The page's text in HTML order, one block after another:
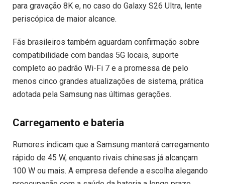
para gravação 8K e, no caso do Galaxy S26 Ultra, lente
periscópica de maior alcance.
Fãs brasileiros também aguardam confirmação sobre
compatibilidade com bandas 5G locais, suporte
completo ao padrão Wi-Fi 7 e a promessa de pelo
menos cinco grandes atualizações de sistema, prática
adotada pela Samsung nas últimas gerações.
Carregamento e bateria
Rumores indicam que a Samsung manterá carregamento
rápido de 45 W, enquanto rivais chinesas já alcançam
100 W ou mais. A empresa defende a escolha alegando